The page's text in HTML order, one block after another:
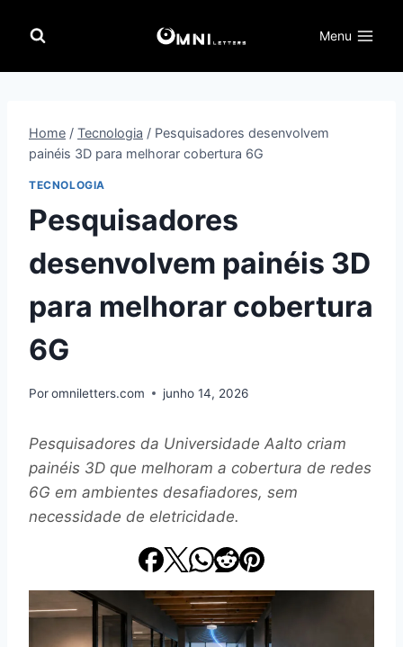
para
Menu
Home / Tecnologia / Pesquisadores desenvolvem
painéis 3D para melhorar cobertura 6G
TECNOLOGIA
Pesquisadores
desenvolvem painéis 3D
para melhorar cobertura
6G
Poromniletters.com junho 14, 2026
Pesquisadores da Universidade Aalto criam
painéis 3D que melhoram a cobertura de redes
6G em ambientes desafiadores, sem
necessidade de eletricidade.